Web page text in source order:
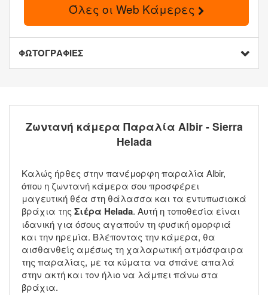
Όλες οι Web Κάμερες
ΦΩΤΟΓΡΑΦΙΕΣ
Ζωντανή κάμερα Παραλία Albir - Sierra
Helada
Καλώς ήρθες στην πανέμορφη παραλία Albir,
όπου η ζωντανή κάμερα σου προσφέρει
μαγευτική θέα στη θάλασσα και τα εντυπωσιακά
βράχια της Σιέρα Helada. Αυτή η τοποθεσία είναι
ιδανική για όσους αγαπούν τη φυσική ομορφιά
και την ηρεμία. Βλέποντας την κάμερα, θα
αισθανθείς αμέσως τη χαλαρωτική ατμόσφαιρα
της παραλίας, με τα κύματα να σπάνε απαλά
στην ακτή και τον ήλιο να λάμπει πάνω στα
βράχια.